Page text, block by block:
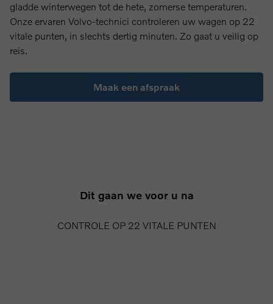
gladde winterwegen tot de hete, zomerse temperaturen.
Onze ervaren Volvo-technici controleren uw wagen op 22
vitale punten, in slechts dertig minuten. Zo gaat u veilig op
reis.
Maak een afspraak
Dit gaan we voor u na
CONTROLE OP 22 VITALE PUNTEN